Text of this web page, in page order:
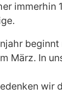
immerhin
beginnt
März. In
wir